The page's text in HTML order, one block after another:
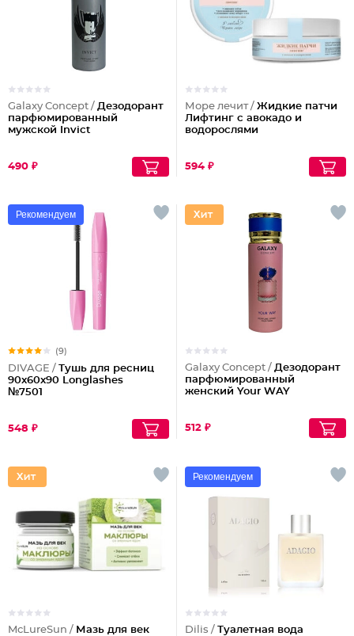
Galaxy Concept / Дезодорант
парфюмированный
мужской Invict
490 ₽
Море лечит / Жидкие патчи
Лифтинг с авокадо и
водорослями
594 ₽
Рекомендуем
(9)
DIVAGE / Тушь для ресниц
90x60x90 Longlashes
№7501
548 ₽
Galaxy Concept / Дезодорант
парфюмированный
женский Your WAY
512 ₽
McLureSun / Мазь для век
Рекомендуем
Dilis / Туалетная вода